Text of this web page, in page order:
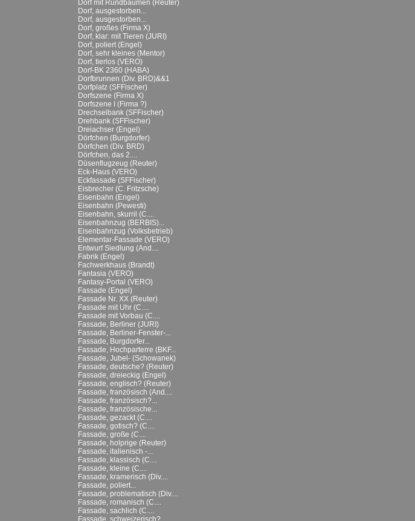
Dorf mit Rundbäumen (Reuter)
Dorf, ausgestorben...
Dorf, ausgestorben...
Dorf, großes (Firma X)
Dorf, klar: mit Tieren (JURI)
Dorf, poliert (Engel)
Dorf, sehr kleines (Mentor)
Dorf, tierlos (VERO)
Dorf-BK 2360 (HABA)
Dorfbrunnen (Div. BRD)&&1
Dorfplatz (SFFischer)
Dorfszene (Firma X)
Dorfszene I (Firma ?)
Drechselbank (SFFischer)
Drehbank (SFFischer)
Dreiachser (Engel)
Dörfchen (Burgdorfer)
Dörfchen (Div. BRD)
Dörfchen, das 2....
Düsenflugzeug (Reuter)
Eck-Haus (VERO)
Eckfassade (SFFischer)
Eisbrecher (C. Fritzsche)
Eisenbahn (Engel)
Eisenbahn (Pewesti)
Eisenbahn, skurril (C....
Eisenbahnzug (BERBIS)...
Eisenbahnzug (Volksbetrieb)
Elementar-Fassade (VERO)
Entwurf Siedlung (And....
Fabrik (Engel)
Fachwerkhaus (Brandt)
Fantasia (VERO)
Fantasy-Portal (VERO)
Fassade (Engel)
Fassade Nr. XX (Reuter)
Fassade mit Uhr (C....
Fassade mit Vorbau (C....
Fassade, Berliner (JURI)
Fassade, Berliner-Fenster-...
Fassade, Burgdorfer...
Fassade, Hochparterre (BKF...
Fassade, Jubel- (Schowanek)
Fassade, deutsche? (Reuter)
Fassade, dreieckig (Engel)
Fassade, englisch? (Reuter)
Fassade, französisch (And....
Fassade, französisch?...
Fassade, französische...
Fassade, gezackt (C....
Fassade, gotisch? (C....
Fassade, große (C....
Fassade, holprige (Reuter)
Fassade, italienisch -...
Fassade, klassisch (C....
Fassade, kleine (C....
Fassade, kramerisch (Div....
Fassade, poliert...
Fassade, problematisch (Div....
Fassade, romanisch (C....
Fassade, sachlich (C....
Fassade, schweizerisch?...